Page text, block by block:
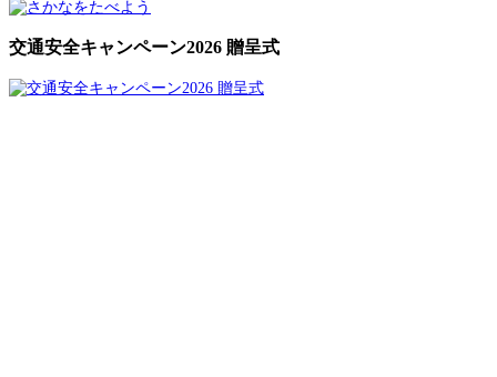
交通安全キャンペーン2026 贈呈式